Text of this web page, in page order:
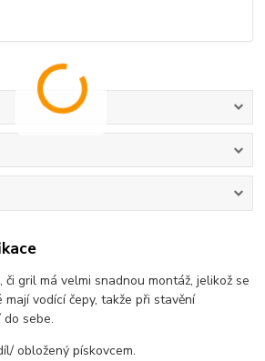
gril má velmi snadnou montáž, jelikož se
vodící čepy, takže při stavění
sebe.
obložený pískovcem.